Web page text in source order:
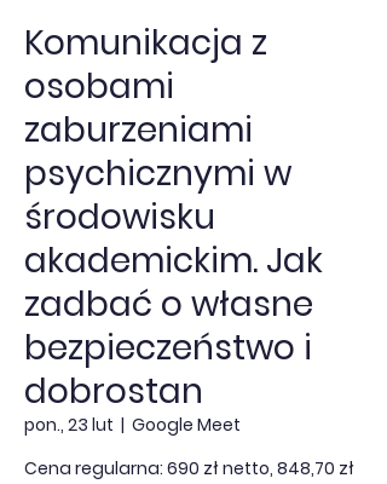
Komunikacja z
osobami
zaburzeniami
psychicznymi w
środowisku
akademickim. Jak
zadbać o własne
bezpieczeństwo i
dobrostan
pon., 23 lut
  |
Google Meet
Cena regularna: 690 zł netto, 848,70 zł